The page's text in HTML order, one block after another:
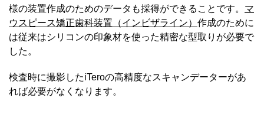
様の装置作成のためのデータも採得ができることです。 マ
ウスピース矯正歯科装置（インビザライン） 作成のために
は従来はシリコンの印象材を使った精密な型取りが必要で
した。
検査時に撮影したiTeroの高精度なスキャンデーターがあ
れば必要がなくなります。